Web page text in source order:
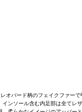
オパード柄のフェイクファー
ンソール含む内足部は全てレ